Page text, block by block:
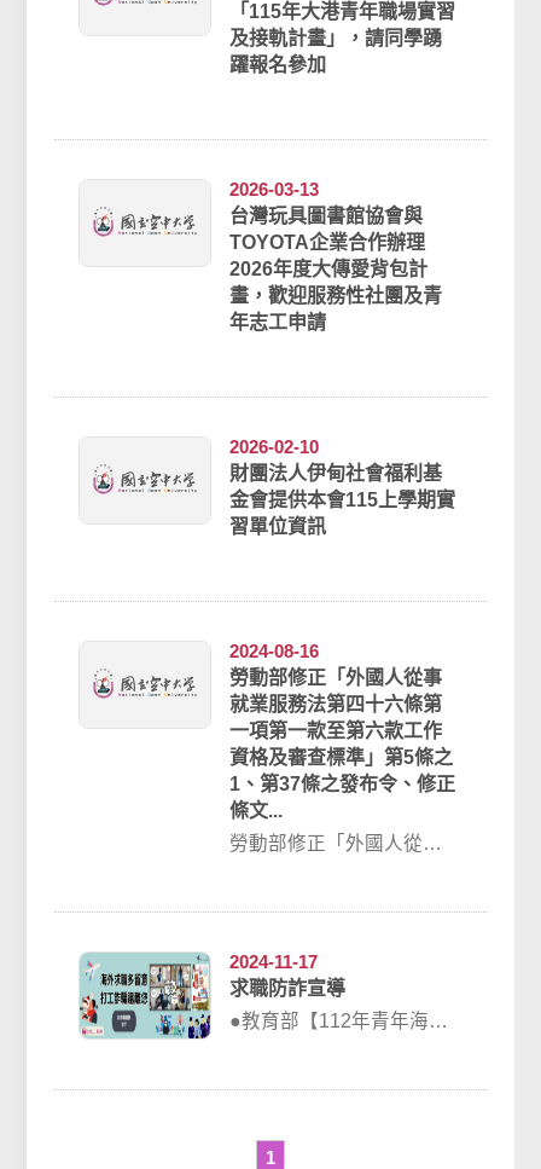
「115年大港青年職場實習
及接軌計畫」，請同學踴
躍報名參加
2026-03-13
台灣玩具圖書館協會與
TOYOTA企業合作辦理
2026年度大傳愛背包計
畫，歡迎服務性社團及青
年志工申請
2026-02-10
財團法人伊甸社會福利基
金會提供本會115上學期實
習單位資訊
2024-08-16
勞動部修正「外國人從事
就業服務法第四十六條第
一項第一款至第六款工作
資格及審查標準」第5條之
1、第37條之發布令、修正
條文...
勞動部修正「外國人從事
2024-11-17
求職防詐宣導
●教育部【112年青年海外
1